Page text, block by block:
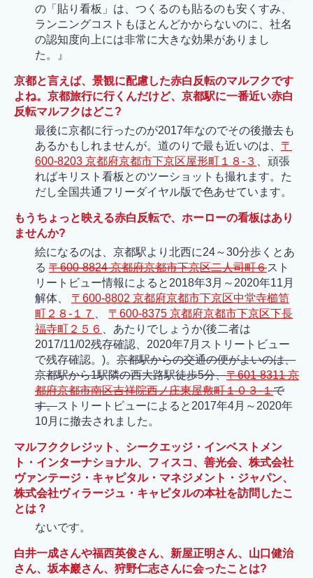
の「貼り看板」は、つくるのも貼るのも安くすみ、
ランニングコストもほとんどかからないのに、社名
の認知度向上には非常に大きな効果がありまし
た。』
京都と言えば、景観に配慮した赤白反転のマルフクです
よね。京都旅行に行くんだけど、京都駅に一番近い赤白
反転マルフクはどこ?
最後に京都に行ったのが2017年なのでその後撤去も
あるかもしれませんが。道のりで最も近いのは、 〒
600-8203 京都府京都市下京区屋形町１８-３
、頑張
ればキリスト看板とのツーショットも撮れます。た
だし全国共通フリーダイヤル版で色あせています。
もうちょっと映える赤白反転で、ホーローの看板はあり
ませんか?
絵になるのは、京都駅より北西に24～30分歩くとあ
る 〒600-8824 京都府京都市下京区二人司町６スト
リートビュー情報によると2018年3月～2020年11月
解体、 〒600-8802 京都府京都市下京区中堂寺櫛笥
町２８-１７
〒600-8375 京都府京都市下京区下長
福寺町２５６
、あたりでしょうか(後二者は
2017/11/02残存確認、2020年7月ストリートビュー
で残存確認。)。 京都駅からの交通の便がよいのは、
京都駅から1駅隣の西大路駅徒歩5分、〒601-8311 京
都府京都市南区吉祥院西ノ庄東屋敷町１０３-１で
す。ストリートビューによると2017年4月～2020年
10月に撤去されました。
マルフククレジット、シークエッジ・インベストメン
ト・インターナショナル、フィスコ、善光会、株式会社
ヴァンテージ・キャピタル・マネジメント・ジャパン、
株式会社ヴィラージュ・キャピタルの本社を訪問したこ
とは？
ないです。
白井一成さんや福西英俊さん、新屋正明さん、山口健治
さん、坂本巖さん、狩野仁志さんに会ったことは?